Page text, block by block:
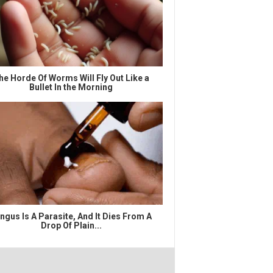
Horde Of Worms Will Fly Out Like a
Bullet In the Morning
Is A Parasite, And It Dies From A
Drop Of Plain...